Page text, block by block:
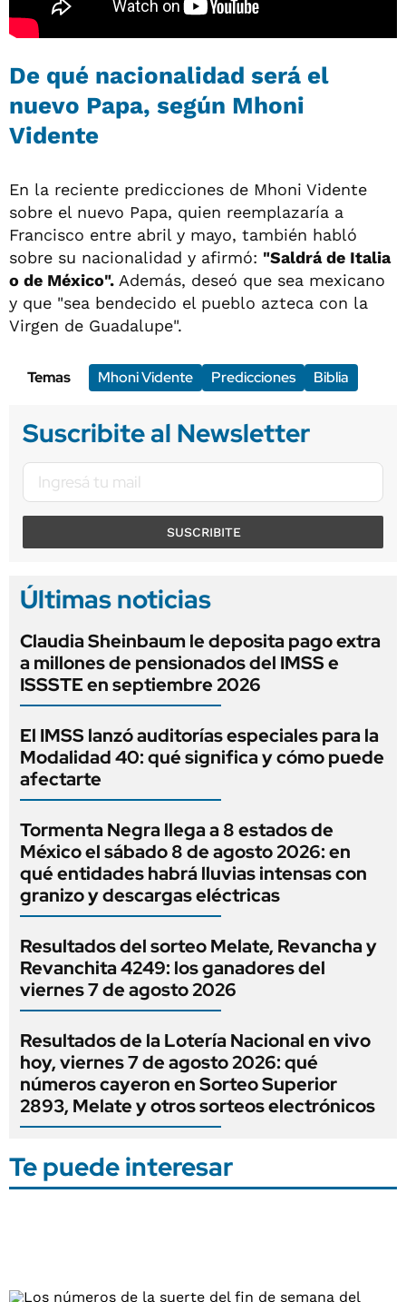
De qué nacionalidad será el
nuevo Papa, según Mhoni
Vidente
En la reciente predicciones de Mhoni Vidente
sobre el nuevo Papa, quien reemplazaría a
Francisco entre abril y mayo, también habló
sobre su nacionalidad y afirmó: "Saldrá de Italia
o de México". Además, deseó que sea mexicano
y que "sea bendecido el pueblo azteca con la
Virgen de Guadalupe".
Temas Mhoni Vidente Predicciones Biblia
Suscribite al Newsletter
SUSCRIBITE
Últimas noticias
Claudia Sheinbaum le deposita pago extra
a millones de pensionados del IMSS e
ISSSTE en septiembre 2026
El IMSS lanzó auditorías especiales para la
Modalidad 40: qué significa y cómo puede
afectarte
Tormenta Negra llega a 8 estados de
México el sábado 8 de agosto 2026: en
qué entidades habrá lluvias intensas con
granizo y descargas eléctricas
Resultados del sorteo Melate, Revancha y
Revanchita 4249: los ganadores del
viernes 7 de agosto 2026
Resultados de la Lotería Nacional en vivo
hoy, viernes 7 de agosto 2026: qué
números cayeron en Sorteo Superior
2893, Melate y otros sorteos electrónicos
Te puede interesar